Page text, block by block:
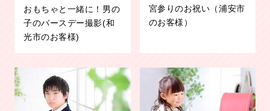
おもちゃと一緒に！男の
子のバースデー撮影(和
光市のお客様)
宮参りのお祝い（浦安市
のお客様）